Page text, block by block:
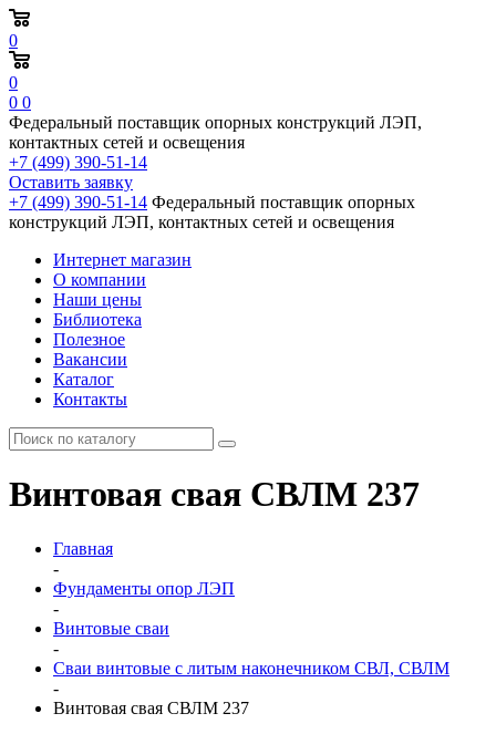
0
0
0 0
Федеральный поставщик опорных конструкций ЛЭП,
контактных сетей и освещения
+7 (499) 390-51-14
Оставить заявку
+7 (499) 390-51-14 Федеральный поставщик опорных
конструкций ЛЭП, контактных сетей и освещения
Интернет магазин
О компании
Наши цены
Библиотека
Полезное
Вакансии
Каталог
Контакты
Винтовая свая СВЛМ 237
Главная
-
Фундаменты опор ЛЭП
-
Винтовые сваи
-
Сваи винтовые с литым наконечником СВЛ, СВЛМ
-
Винтовая свая СВЛМ 237